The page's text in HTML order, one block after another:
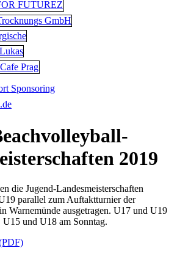
2019
die Jugend-Landesmeisterschaften
parallel zum Auftaktturnier der
Warnemünde ausgetragen. U17 und U19
U15 und U18 am Sonntag.